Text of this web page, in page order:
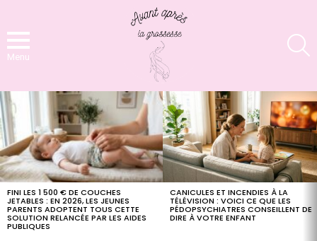
Menu
LATEST
STORIES
FINI LES 1 500 € DE COUCHES
JETABLES : EN 2026, LES JEUNES
PARENTS ADOPTENT TOUS CETTE
SOLUTION RELANCÉE PAR LES AIDES
PUBLIQUES
CANICULES ET INCENDIES À LA
TÉLÉVISION : VOICI CE QUE LES
PÉDOPSYCHIATRES CONSEILLENT DE
DIRE À VOTRE ENFANT